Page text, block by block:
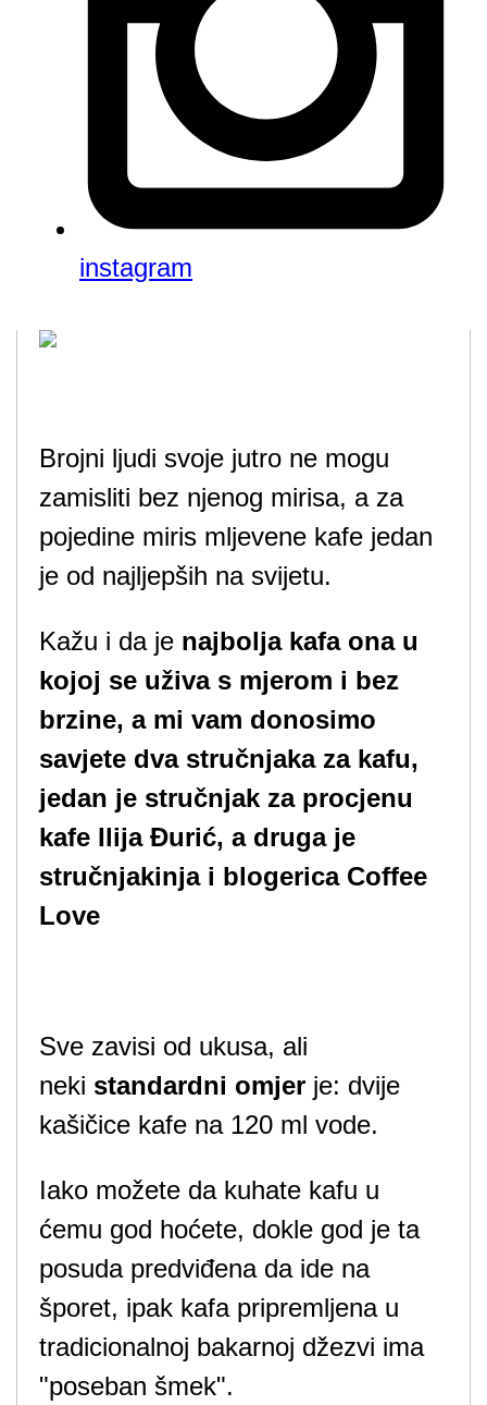
instagram
Brojni ljudi svoje jutro ne mogu
zamisliti bez njenog mirisa, a za
pojedine miris mljevene kafe jedan
je od najljepših na svijetu.
Kažu i da je najbolja kafa ona u
kojoj se uživa s mjerom i bez
brzine, a mi vam donosimo
savjete dva stručnjaka za kafu,
jedan je stručnjak za procjenu
kafe Ilija Đurić, a druga je
stručnjakinja i blogerica Coffee
Love
Sve zavisi od ukusa, ali
neki standardni omjer je: dvije
kašičice kafe na 120 ml vode.
Iako možete da kuhate kafu u
ćemu god hoćete, dokle god je ta
posuda predviđena da ide na
šporet, ipak kafa pripremljena u
tradicionalnoj bakarnoj džezvi ima
"poseban šmek".